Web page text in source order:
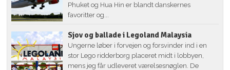
Phuket og Hua Hin er blandt danskernes
favoritter og...
Sjov og ballade i Legoland Malaysia
Ungerne løber i forvejen og forsvinder ind i en
stor Lego ridderborg placeret midt i lobbyen,
mens jeg får udleveret værelsesnøglen. De